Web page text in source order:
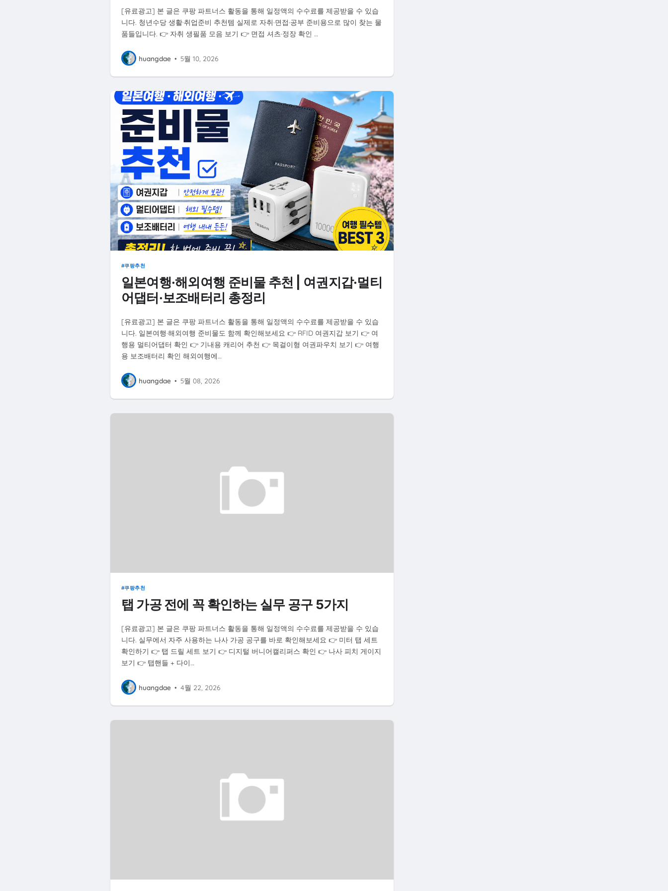
[유료광고] 본 글은 쿠팡 파트너스 활동을 통해 일정액의 수수료를 제공받을 수 있습
니다. 청년수당 생활·취업준비 추천템 실제로 자취·면접·공부 준비용으로 많이 찾는 물
품들입니다. 👉 자취 생필품 모음 보기 👉 면접 셔츠·정장 확인 …
huangdae • 5월 10, 2026
쿠팡추천
일본여행·해외여행 준비물 추천 | 여권지갑·멀티
어댑터·보조배터리 총정리
[유료광고] 본 글은 쿠팡 파트너스 활동을 통해 일정액의 수수료를 제공받을 수 있습
니다. 일본여행·해외여행 준비물도 함께 확인해보세요 👉 RFID 여권지갑 보기 👉 여
행용 멀티어댑터 확인 👉 기내용 캐리어 추천 👉 목걸이형 여권파우치 보기 👉 여행
용 보조배터리 확인 해외여행에…
huangdae • 5월 08, 2026
쿠팡추천
탭 가공 전에 꼭 확인하는 실무 공구 5가지
[유료광고] 본 글은 쿠팡 파트너스 활동을 통해 일정액의 수수료를 제공받을 수 있습
니다. 실무에서 자주 사용하는 나사 가공 공구를 바로 확인해보세요 👉 미터 탭 세트
확인하기 👉 탭 드릴 세트 보기 👉 디지털 버니어캘리퍼스 확인 👉 나사 피치 게이지
보기 👉 탭핸들 + 다이…
huangdae • 4월 22, 2026